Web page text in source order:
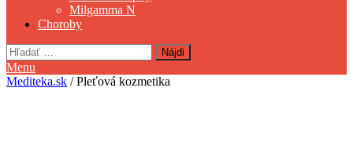
Milgamma N
Choroby
Hľadať:
Menu
Mediteka.sk / Pleťová kozmetika